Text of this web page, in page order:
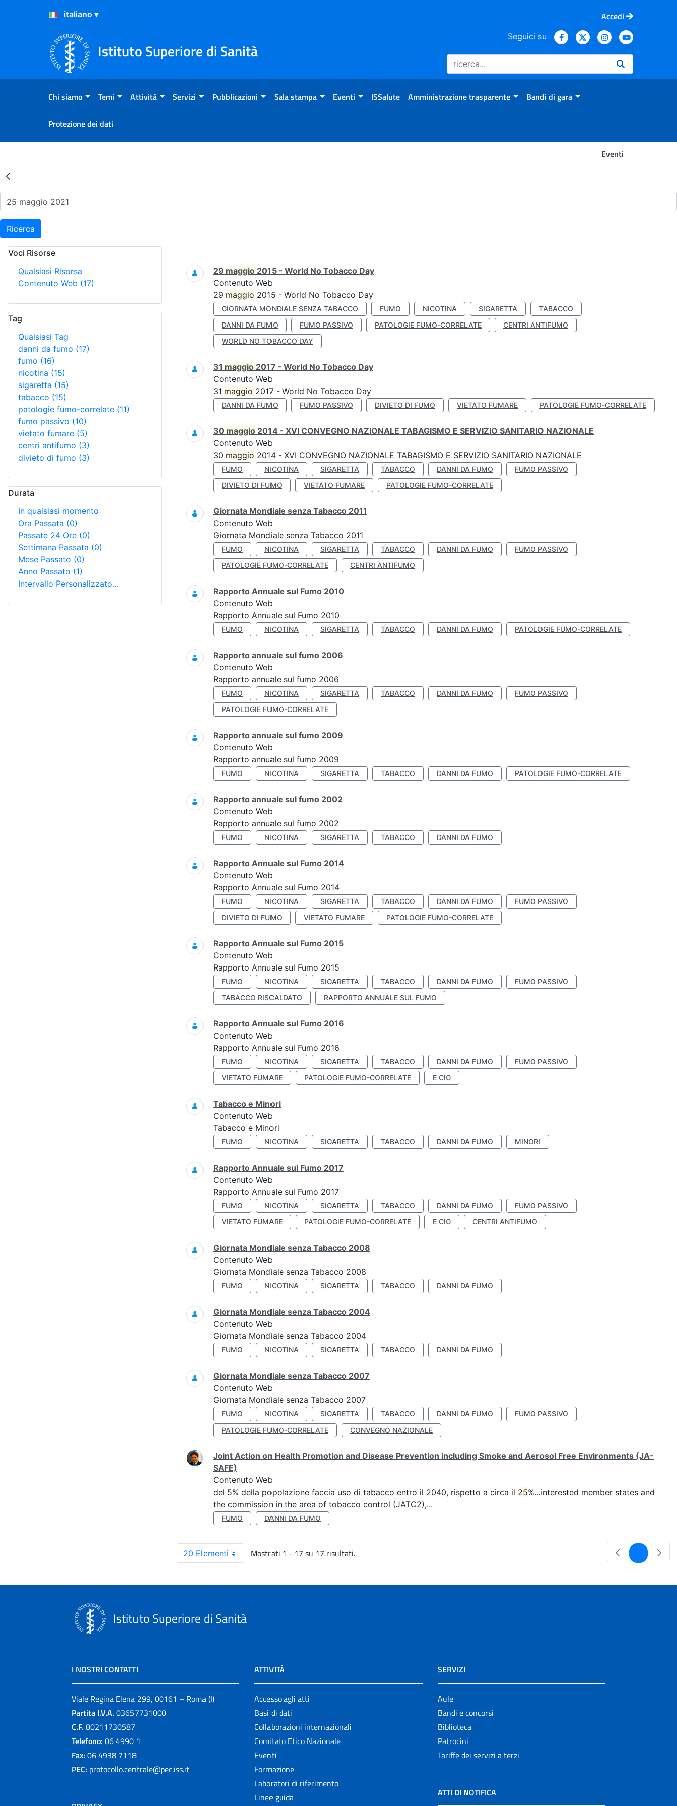
Salta al Contenuto
Salta al Footer
Accedi
Istituto Superiore di Sanità
Seguici su
Chi siamo Temi Attività Servizi Pubblicazioni Sala stampa Eventi ISSalute Amministrazione trasparente Bandi di gara
Protezione dei dati
Eventi
Risultati della Ricerca - Eventi
Ricerca
Voci Risorse
Qualsiasi Risorsa
Contenuto Web (17)
Tag
Qualsiasi Tag
danni da fumo (17)
fumo (16)
nicotina (15)
sigaretta (15)
tabacco (15)
patologie fumo-correlate (11)
fumo passivo (10)
vietato fumare (5)
centri antifumo (3)
divieto di fumo (3)
Durata
In qualsiasi momento
Ora Passata (0)
Passate 24 Ore (0)
Settimana Passata (0)
Mese Passato (0)
Anno Passato (1)
Intervallo Personalizzato…
Ricerca
29 maggio 2015 - World No Tobacco Day
Contenuto Web
29 maggio 2015 - World No Tobacco Day
GIORNATA MONDIALE SENZA TABACCO FUMO NICOTINA SIGARETTA
TABACCO
DANNI DA FUMO
FUMO PASSIVO PATOLOGIE FUMO-CORRELATE
CENTRI ANTIFUMO
WORLD NO TOBACCO DAY
31 maggio 2017 - World No Tobacco Day
Contenuto Web
31 maggio 2017 - World No Tobacco Day
DANNI DA FUMO FUMO PASSIVO DIVIETO DI FUMO VIETATO FUMARE PATOLOGIE FUMO-CORRELATE
30 maggio 2014 - XVI CONVEGNO NAZIONALE TABAGISMO E SERVIZIO SANITARIO NAZIONALE
Contenuto Web
30 maggio 2014 - XVI CONVEGNO NAZIONALE TABAGISMO E SERVIZIO SANITARIO NAZIONALE
FUMO NICOTINA SIGARETTA TABACCO DANNI DA FUMO
FUMO PASSIVO
DIVIETO DI FUMO
VIETATO FUMARE PATOLOGIE FUMO-CORRELATE
Giornata Mondiale senza Tabacco 2011
Contenuto Web
Giornata Mondiale senza Tabacco 2011
FUMO NICOTINA SIGARETTA TABACCO DANNI DA FUMO
FUMO PASSIVO
PATOLOGIE FUMO-CORRELATE
CENTRI ANTIFUMO
Rapporto Annuale sul Fumo 2010
Contenuto Web
Rapporto Annuale sul Fumo 2010
FUMO NICOTINA SIGARETTA TABACCO DANNI DA FUMO PATOLOGIE FUMO-CORRELATE
Rapporto annuale sul fumo 2006
Contenuto Web
Rapporto annuale sul fumo 2006
FUMO NICOTINA SIGARETTA TABACCO DANNI DA FUMO
FUMO PASSIVO
PATOLOGIE FUMO-CORRELATE
Rapporto annuale sul fumo 2009
Contenuto Web
Rapporto annuale sul fumo 2009
FUMO NICOTINA SIGARETTA TABACCO DANNI DA FUMO PATOLOGIE FUMO-CORRELATE
Rapporto annuale sul fumo 2002
Contenuto Web
Rapporto annuale sul fumo 2002
FUMO NICOTINA SIGARETTA TABACCO DANNI DA FUMO
Rapporto Annuale sul Fumo 2014
Contenuto Web
Rapporto Annuale sul Fumo 2014
FUMO NICOTINA SIGARETTA TABACCO DANNI DA FUMO
FUMO PASSIVO
DIVIETO DI FUMO
VIETATO FUMARE PATOLOGIE FUMO-CORRELATE
Rapporto Annuale sul Fumo 2015
Contenuto Web
Rapporto Annuale sul Fumo 2015
FUMO NICOTINA SIGARETTA TABACCO DANNI DA FUMO
FUMO PASSIVO
TABACCO RISCALDATO
RAPPORTO ANNUALE SUL FUMO
Rapporto Annuale sul Fumo 2016
Contenuto Web
Rapporto Annuale sul Fumo 2016
FUMO NICOTINA SIGARETTA TABACCO DANNI DA FUMO
FUMO PASSIVO
VIETATO FUMARE
PATOLOGIE FUMO-CORRELATE E CIG
Tabacco e Minori
Contenuto Web
Tabacco e Minori
FUMO NICOTINA SIGARETTA TABACCO DANNI DA FUMO MINORI
Rapporto Annuale sul Fumo 2017
Contenuto Web
Rapporto Annuale sul Fumo 2017
FUMO NICOTINA SIGARETTA TABACCO DANNI DA FUMO
FUMO PASSIVO
VIETATO FUMARE
PATOLOGIE FUMO-CORRELATE E CIG CENTRI ANTIFUMO
Giornata Mondiale senza Tabacco 2008
Contenuto Web
Giornata Mondiale senza Tabacco 2008
FUMO NICOTINA SIGARETTA TABACCO DANNI DA FUMO
Giornata Mondiale senza Tabacco 2004
Contenuto Web
Giornata Mondiale senza Tabacco 2004
FUMO NICOTINA SIGARETTA TABACCO DANNI DA FUMO
Giornata Mondiale senza Tabacco 2007
Contenuto Web
Giornata Mondiale senza Tabacco 2007
FUMO NICOTINA SIGARETTA TABACCO DANNI DA FUMO
FUMO PASSIVO
PATOLOGIE FUMO-CORRELATE
CONVEGNO NAZIONALE
Joint Action on Health Promotion and Disease Prevention including Smoke and Aerosol Free Environments (JA-
SAFE)
Contenuto Web
del 5% della popolazione faccia uso di tabacco entro il 2040, rispetto a circa il 25%...interested member states and
the commission in the area of tobacco control (JATC2),...
FUMO DANNI DA FUMO
20 Elementi Mostrati 1 - 17 su 17 risultati. Pagina
Istituto Superiore di Sanità
I NOSTRI CONTATTI
Viale Regina Elena 299, 00161 – Roma (I)
Partita I.V.A. 03657731000
C.F. 80211730587
Telefono: 06 4990 1
Fax: 06 4938 7118
PEC: protocollo.centrale@pec.iss.it
ATTIVITÀ
Accesso agli atti
Basi di dati
Collaborazioni internazionali
Comitato Etico Nazionale
Eventi
Formazione
Laboratori di riferimento
Linee guida
SERVIZI
Aule
Bandi e concorsi
Biblioteca
Patrocini
Tariffe dei servizi a terzi
ATTI DI NOTIFICA